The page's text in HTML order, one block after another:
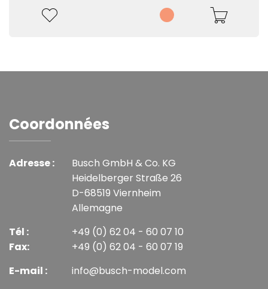
Coordonnées
Adresse :
Busch GmbH & Co. KG
Heidelberger Straße 26
D-68519 Viernheim
Allemagne
Tél :
Fax:
+49 (0) 62 04 - 60 07 10
+49 (0) 62 04 - 60 07 19
E-mail :
info@busch-model.com